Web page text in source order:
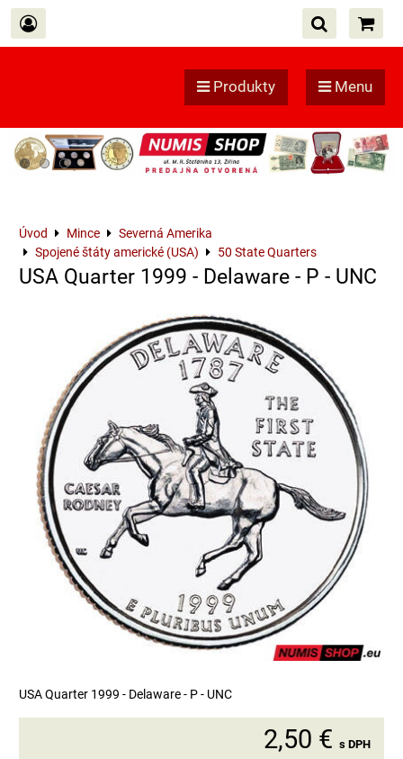
Produkty Menu
Úvod Mince
Severná Amerika
Spojené štáty americké (USA)
50 State Quarters
USA Quarter 1999 - Delaware - P - UNC
USA Quarter 1999 - Delaware - P - UNC
2,50 € s DPH